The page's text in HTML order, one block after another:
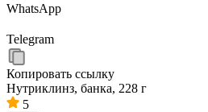
WhatsApp
Telegram
Копировать ссылку
Нутриклинз, банка, 228 г
5